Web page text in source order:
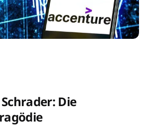
Die